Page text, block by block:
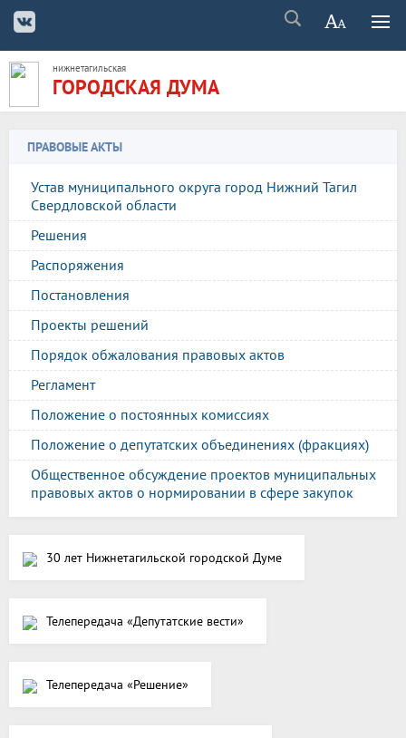
нижнетагильская
ГОРОДСКАЯ ДУМА
ПРАВОВЫЕ АКТЫ
Устав муниципального округа город Нижний Тагил
Свердловской области
Решения
Распоряжения
Постановления
Проекты решений
Порядок обжалования правовых актов
Регламент
Положение о постоянных комиссиях
Положение о депутатских объединениях (фракциях)
Общественное обсуждение проектов муниципальных
правовых актов о нормировании в сфере закупок
30 лет Нижнетагильской городской Думе
Телепередача «Депутатские вести»
Телепередача «Решение»